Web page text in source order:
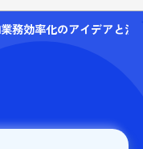
業務効率化のアイデアと注